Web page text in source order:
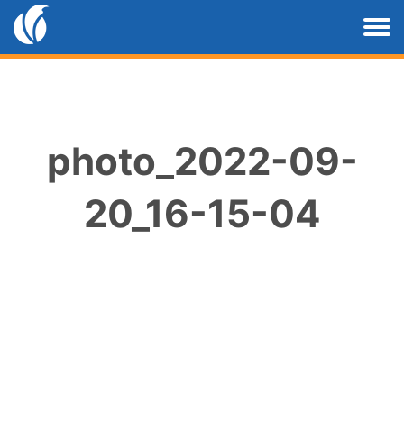
photo_2022-09-
20_16-15-04